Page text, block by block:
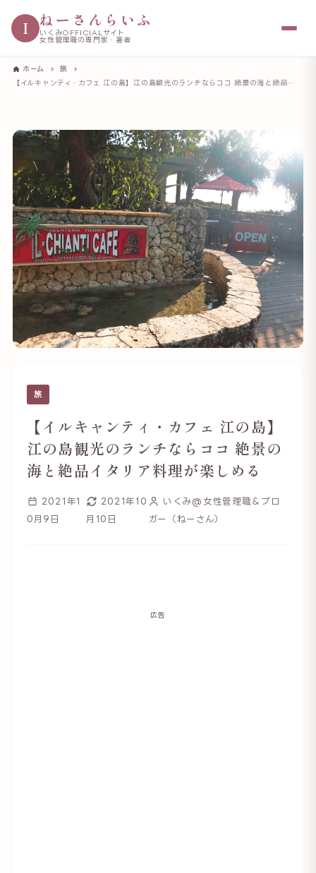
I ねーさんらいふ
いくみOFFICIALサイト
女性管理職の専門家・著者
ホーム
旅
【イルキャンティ・カフェ 江の島】江の島観光のランチならココ 絶景の海と絶品イタリア料理が楽しめる
旅
【イルキャンティ・カフェ 江の島】
江の島観光のランチならココ 絶景の
海と絶品イタリア料理が楽しめる
2021年1
0月9日
2021年10
月10日
いくみ@女性管理職＆ブロ
ガー（ねーさん）
広告